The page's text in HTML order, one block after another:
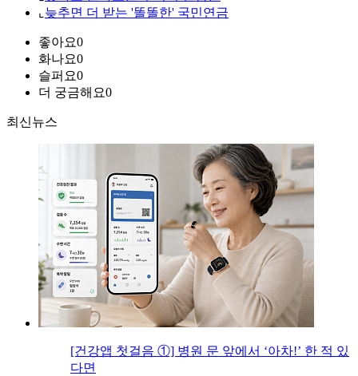
⌞ 늦추면 더 받는 '똘똘한' 국민연금
좋아요0
화나요0
슬퍼요0
더 궁금해요0
최신뉴스
[건강앱 첫걸음 ①] 병원 문 앞에서 ‘아차!’ 한 적 있
다면